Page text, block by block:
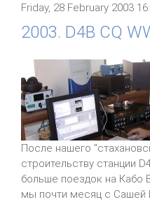
Friday, 28 February 2003
2003. D4B CQ
После нашего
строительству станции
больше поездок на Кабо
мы почти месяц с Сашей